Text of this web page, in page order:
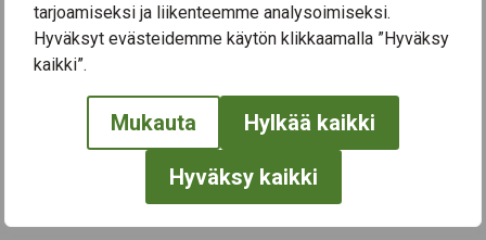
tarjoamiseksi ja liikenteemme analysoimiseksi.
Hyväksyt evästeidemme käytön klikkaamalla ”Hyväksy
kaikki”.
Mukauta Hylkää kaikki
Hyväksy kaikki
← Näytä kaikki tapahtumat